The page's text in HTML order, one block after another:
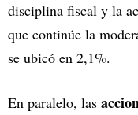
disciplina fiscal y la
que continúe la
se ubicó en 2,1%.
En paralelo, las